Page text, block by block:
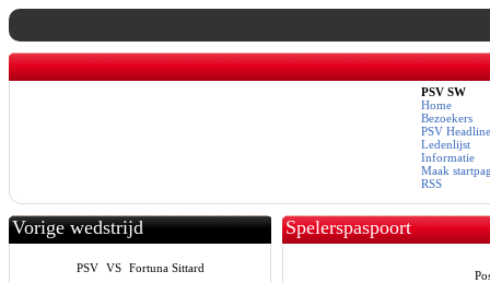
PSV SW
Home
Bezoekers
PSV
Ledenlijst
Informatie
Maak
RSS
Vorige wedstrijd
PSV VS Fortuna Sittard
Spelerspaspoort